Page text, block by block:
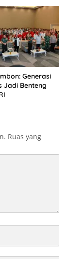
Generasi
Jadi Benteng
Ruas yang